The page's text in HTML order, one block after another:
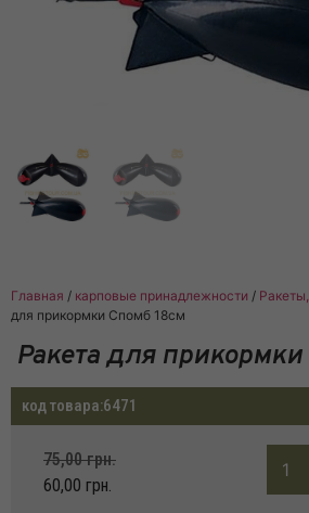
Главная / карповые принадлежности /
для прикормки Спомб 18см
Ракета для
код товара:6471
75,00грн.
60,00 грн.